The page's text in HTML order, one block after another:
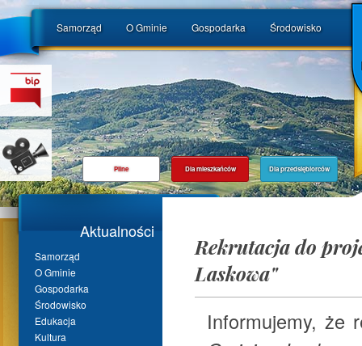
Samorząd O Gminie Gospodarka Środowisko
Pilne Dla mieszkańców Dla przedsiębiorców
Aktualności
Samorząd
O Gminie
Gospodarka
Środowisko
Edukacja
Kultura
Rekrutacja do
Laskowa"
Informujemy, że